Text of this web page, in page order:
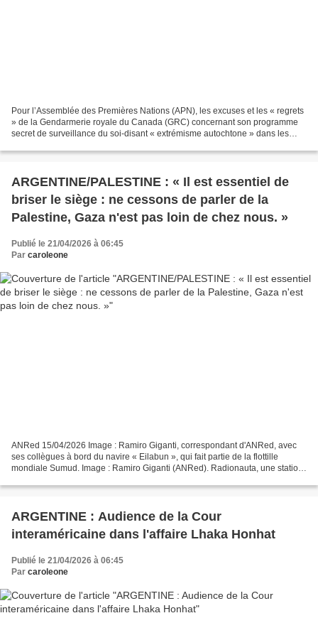
Pour l’Assemblée des Premières Nations (APN), les excuses et les « regrets
» de la Gendarmerie royale du Canada (GRC) concernant son programme
secret de surveillance du soi-disant « extrémisme autochtone » dans les
ARGENTINE/PALESTINE : « Il est essentiel de
briser le siège : ne cessons de parler de la
Palestine, Gaza n'est pas loin de chez nous. »
Publié le 21/04/2026 à 06:45
Par caroleone
ANRed 15/04/2026 Image : Ramiro Giganti, correspondant d'ANRed, avec
ses collègues à bord du navire « Eilabun », qui fait partie de la flottille
mondiale Sumud. Image : Ramiro Giganti (ANRed). Radionauta, une station
ARGENTINE : Audience de la Cour
interaméricaine dans l'affaire Lhaka Honhat
Publié le 21/04/2026 à 06:45
Par caroleone